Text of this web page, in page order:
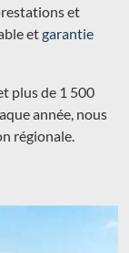
et
etgarantie
plus de 1 500
année, nous
régionale.